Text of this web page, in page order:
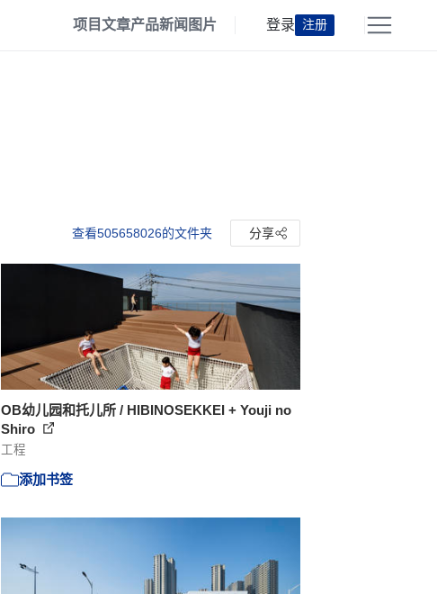
项目文章产品新闻 图片 登录 注册
查看505658026的文件夹 分享
OB幼儿园和托儿所 / HIBINOSEKKEI + Youji no
Shiro
工程
添加书签